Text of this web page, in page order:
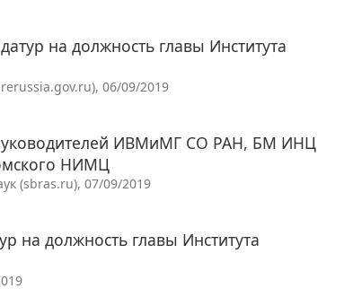
на должность главы Института
06/09/2019
ИВМиМГ СО РАН, БМ ИНЦ
НИМЦ
(sbras.ru), 07/09/2019
на должность главы Института